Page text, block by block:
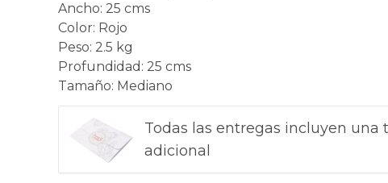
Ancho: 25 cms
Color: Rojo
Peso: 2.5 kg
Profundidad : 25 cms
Tamaño: Mediano
Todas las entregas incluyen
adicional